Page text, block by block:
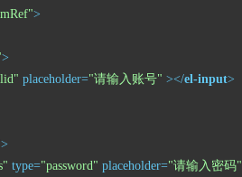
>
>
placeholder="请输入账号" ></el-input>
>
type="password" placeholder="请输入密码"